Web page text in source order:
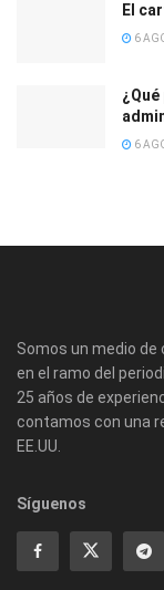
El
6
6
Somos un medio
en el ramo del
25 años de
contamos con una
EE.UU.
Síguenos